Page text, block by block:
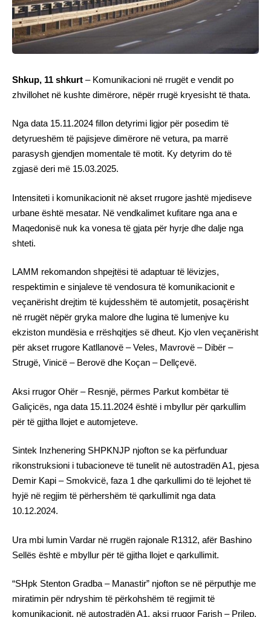
Shkup, 11 shkurt – Komunikacioni në rrugët e vendit po
zhvillohet në kushte dimërore, nëpër rrugë kryesisht të thata.
Nga data 15.11.2024 fillon detyrimi ligjor për posedim të
detyrueshëm të pajisjeve dimërore në vetura, pa marrë
parasysh gjendjen momentale të motit. Ky detyrim do të
zgjasë deri më 15.03.2025.
Intensiteti i komunikacionit në akset rrugore jashtë mjediseve
urbane është mesatar. Në vendkalimet kufitare nga ana e
Maqedonisë nuk ka vonesa të gjata për hyrje dhe dalje nga
shteti.
LAMM rekomandon shpejtësi të adaptuar të lëvizjes,
respektimin e sinjaleve të vendosura të komunikacionit e
veçanërisht drejtim të kujdesshëm të automjetit, posaçërisht
në rrugët nëpër gryka malore dhe lugina të lumenjve ku
ekziston mundësia e rrëshqitjes së dheut. Kjo vlen veçanërisht
për akset rrugore Katllanovë – Veles, Mavrovë – Dibër –
Strugë, Vinicë – Berovë dhe Koçan – Dellçevë.
Aksi rrugor Ohër – Resnjë, përmes Parkut kombëtar të
Galiçicës, nga data 15.11.2024 është i mbyllur për qarkullim
për të gjitha llojet e automjeteve.
Sintek Inzhenering SHPKNJP njofton se ka përfunduar
rikonstruksioni i tubacioneve të tunelit në autostradën A1, pjesa
Demir Kapi – Smokvicë, faza 1 dhe qarkullimi do të lejohet të
hyjë në regjim të përhershëm të qarkullimit nga data
10.12.2024.
Ura mbi lumin Vardar në rrugën rajonale R1312, afër Bashino
Sellës është e mbyllur për të gjitha llojet e qarkullimit.
“SHpk Stenton Gradba – Manastir” njofton se në përputhje me
miratimin për ndryshim të përkohshëm të regjimit të
komunikacionit, në autostradën A1, aksi rrugor Farish – Prilep,